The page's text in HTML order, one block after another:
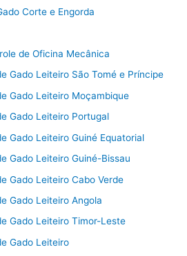
Corte e Engorda
de Oficina Mecânica
Gado Leiteiro São Tomé e Príncipe
Gado Leiteiro Moçambique
Gado Leiteiro Portugal
Gado Leiteiro Guiné Equatorial
Gado Leiteiro Guiné-Bissau
Gado Leiteiro Cabo Verde
Gado Leiteiro Angola
Gado Leiteiro Timor-Leste
Gado Leiteiro